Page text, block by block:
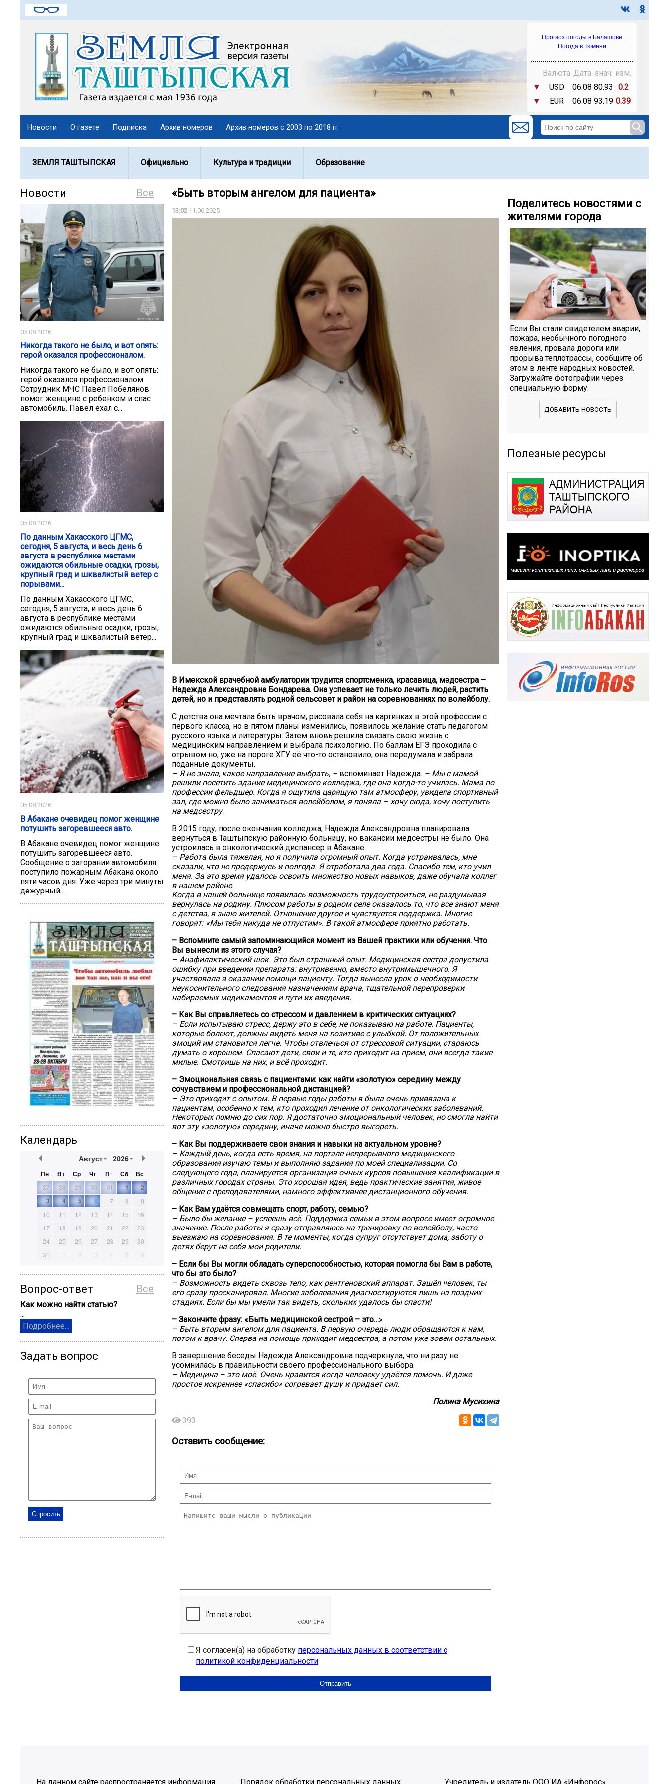
Прогноз погоды в Балашове
Погода в Тюмени
Валюта Дата знач. изм.
▼
USD 06.08 80.93
0.2
▼
EUR 06.08 93.19 0.39
Новости О газете Подписка Архив номеров Архив номеров с 2003 по 2018 гг.
ЗЕМЛЯ ТАШТЫПСКАЯ Официально Культура и традиции Образование
Все
Новости
05.08.2026
Никогда такого не было, и вот опять:
герой оказался профессионалом.
Никогда такого не было, и вот опять:
герой оказался профессионалом.
Сотрудник МЧС Павел Побелянов
помог женщине с ребенком и спас
автомобиль. Павел ехал с...
05.08.2026
По данным Хакасского ЦГМС,
сегодня, 5 августа, и весь день 6
августа в республике местами
ожидаются обильные осадки, грозы,
крупный град и шквалистый ветер с
порывами...
По данным Хакасского ЦГМС,
сегодня, 5 августа, и весь день 6
августа в республике местами
ожидаются обильные осадки, грозы,
крупный град и шквалистый ветер...
05.08.2026
В Абакане очевидец помог женщине
потушить загоревшееся авто.
В Абакане очевидец помог женщине
потушить загоревшееся авто.
Сообщение о загорании автомобиля
поступило пожарным Абакана около
пяти часов дня. Уже через три минуты
дежурный...
Календарь
Август 2026
Пн Вт Ср Чт Пт Сб
Вс
27
28 29 30 31 1
2
3
4 5 6 7 8
9
10
11 12 13 14 15
16
17
18 19 20 21 22
23
24
25 26 27 28 29
30
31
1 2 3 4 5 6
Все
Вопрос-ответ
Как можно найти статью?
...
Подробнее...
Задать вопрос
«Быть вторым ангелом для пациента»
13:02 11.06.2025
В Имекской врачебной амбулатории трудится спортсменка, красавица, медсестра –
Надежда Александровна Бондарева. Она успевает не только лечить людей, растить
детей, но и представлять родной сельсовет и район на соревнованиях по волейболу.
С детства она мечтала быть врачом, рисовала себя на картинках в этой профессии с
первого класса, но в пятом планы изменились, появилось желание стать педагогом
русского языка и литературы. Затем вновь решила связать свою жизнь с
медицинским направлением и выбрала психологию. По баллам ЕГЭ проходила с
отрывом но, уже на пороге ХГУ её что-то остановило, она передумала и забрала
поданные документы.
– Я не знала, какое направление выбрать, – вспоминает Надежда. – Мы с мамой
решили посетить здание медицинского колледжа, где она когда-то училась. Мама по
профессии фельдшер. Когда я ощутила царящую там атмосферу, увидела спортивный
зал, где можно было заниматься волейболом, я поняла – хочу сюда, хочу поступить
на медсестру.
В 2015 году, после окончания колледжа, Надежда Александровна планировала
вернуться в Таштыпскую районную больницу, но вакансии медсестры не было. Она
устроилась в онкологический диспансер в Абакане.
– Работа была тяжелая, но я получила огромный опыт. Когда устраивалась, мне
сказали, что не продержусь и полгода. Я отработала два года. Спасибо тем, кто учил
меня. За это время удалось освоить множество новых навыков, даже обучала коллег
в нашем районе.
Когда в нашей больнице появилась возможность трудоустроиться, не раздумывая
вернулась на родину. Плюсом работы в родном селе оказалось то, что все знают меня
с детства, я знаю жителей. Отношение другое и чувствуется поддержка. Многие
говорят: «Мы тебя никуда не отпустим». В такой атмосфере приятно работать.
– Вспомните самый запоминающийся момент из Вашей практики или обучения. Что
Вы вынесли из этого случая?
– Анафилактический шок. Это был страшный опыт. Медицинская сестра допустила
ошибку при введении препарата: внутривенно, вместо внутримышечного. Я
участвовала в оказании помощи пациенту. Тогда вынесла урок о необходимости
неукоснительного следования назначениям врача, тщательной перепроверки
набираемых медикаментов и пути их введения.
– Как Вы справляетесь со стрессом и давлением в критических ситуациях?
– Если испытываю стресс, держу это в себе, не показываю на работе. Пациенты,
которые болеют, должны видеть меня на позитиве с улыбкой. От положительных
эмоций им становится легче. Чтобы отвлечься от стрессовой ситуации, стараюсь
думать о хорошем. Спасают дети, свои и те, кто приходит на прием, они всегда такие
милые. Смотришь на них, и всё проходит.
– Эмоциональная связь с пациентами: как найти «золотую» середину между
сочувствием и профессиональной дистанцией?
– Это приходит с опытом. В первые годы работы я была очень привязана к
пациентам, особенно к тем, кто проходил лечение от онкологических заболеваний.
Некоторых помню до сих пор. Я достаточно эмоциональный человек, но смогла найти
вот эту «золотую» середину, иначе можно быстро выгореть.
– Как Вы поддерживаете свои знания и навыки на актуальном уровне?
– Каждый день, когда есть время, на портале непрерывного медицинского
образования изучаю темы и выполняю задания по моей специализации. Со
следующего года, планируется организация очных курсов повышения квалификации в
различных городах страны. Это хорошая идея, ведь практические занятия, живое
общение с преподавателями, намного эффективнее дистанционного обучения.
– Как Вам удаётся совмещать спорт, работу, семью?
– Было бы желание – успеешь всё. Поддержка семьи в этом вопросе имеет огромное
значение. После работы я сразу отправляюсь на тренировку по волейболу, часто
выезжаю на соревнования. В те моменты, когда супруг отсутствует дома, заботу о
детях берут на себя мои родители.
– Если бы Вы могли обладать суперспособностью, которая помогла бы Вам в работе,
что бы это было?
– Возможность видеть сквозь тело, как рентгеновский аппарат. Зашёл человек, ты
его сразу просканировал. Многие заболевания диагностируются лишь на поздних
стадиях. Если бы мы умели так видеть, скольких удалось бы спасти!
– Закончите фразу: «Быть медицинской сестрой – это…»
– Быть вторым ангелом для пациента. В первую очередь люди обращаются к нам,
потом к врачу. Сперва на помощь приходит медсестра, а потом уже зовем остальных.
В завершение беседы Надежда Александровна подчеркнула, что ни разу не
усомнилась в правильности своего профессионального выбора.
– Медицина – это моё. Очень нравится когда человеку удаётся помочь. И даже
простое искреннее «спасибо» согревает душу и придает сил.
Полина Мусихина
393
Оставить сообщение:
Я согласен(а) на обработку персональных данных в соответствии с
политикой конфиденциальности
Поделитесь новостями с
жителями города
Если Вы стали свидетелем аварии,
пожара, необычного погодного
явления, провала дороги или
прорыва теплотрассы, сообщите об
этом в ленте народных новостей.
Загружайте фотографии через
специальную форму.
ДОБАВИТЬ НОВОСТЬ
Полезные ресурсы
На данном сайте распространяется информация Порядок обработки персональных данных Учредитель и издатель ООО ИА «Инфорос».